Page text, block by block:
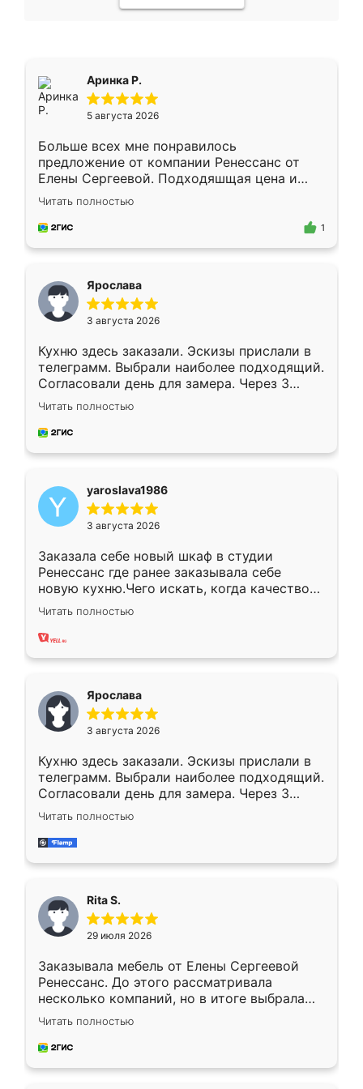
Аринка Р.
5 августа 2026
Больше всех мне понравилось
предложение от компании Ренессанс от
Елены Сергеевой. Подходяшщая цена и
короткие сроки изготовления. Приехавший
для замера сотрудник Владислав
предложил по моему эскизу самый
Читать полностью
1
Ярослава
3 августа 2026
Кухню здесь заказали. Эскизы прислали в
телеграмм. Выбрали наиболее подходящий.
Согласовали день для замера. Через 3
недели кухня была уже готова. Остались
довольны работой. Спасибо Ренессанс
мебель за качественную работу!
Читать полностью
yaroslava1986
3 августа 2026
Заказала себе новый шкаф в студии
Ренессанс где ранее заказывала себе
новую кухню.Чего искать, когда качеством
вполне довольна. Служит кухня уже почти
два года, нареканий нет.
Читать полностью
Ярослава
3 августа 2026
Кухню здесь заказали. Эскизы прислали в
телеграмм. Выбрали наиболее подходящий.
Согласовали день для замера. Через 3
недели кухня была уже готова. Остались
довольны работой. Спасибо Ренессанс
мебель за качественную работу!
Читать полностью
Rita S.
29 июля 2026
Заказывала мебель от Елены Сергеевой
Ренессанс. До этого рассматривала
несколько компаний, но в итоге выбрала
эту. Сначала обговорили условия, потом
приехал замерщик, всё спокойно объяснил
и снял размеры. Изготовили в срок, с
Читать полностью